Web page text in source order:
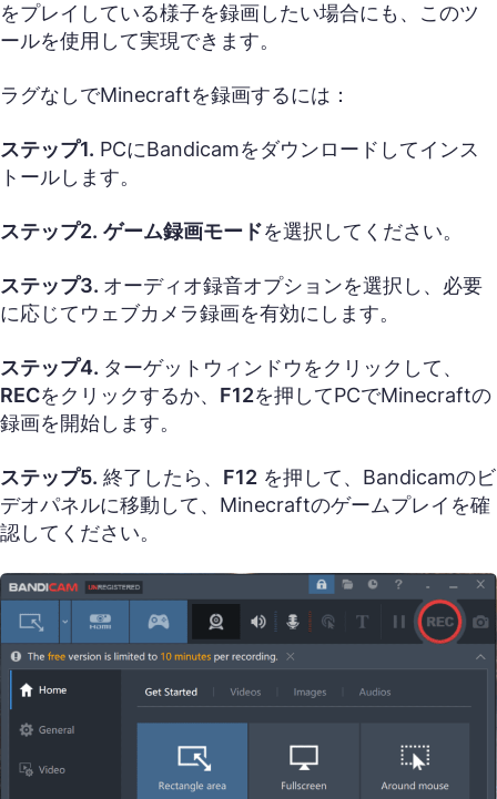
をプレイしている様子を録画したい場合にも、このツ
ールを使用して実現できます。
ラグなしでMinecraftを録画するには：
ステップ1. PCにBandicamをダウンロードしてインス
トールします。
ステップ2. ゲーム録画モードを選択してください。
ステップ3. オーディオ録音オプションを選択し、必要
に応じてウェブカメラ録画を有効にします。
ステップ4. ターゲットウィンドウをクリックして、
RECをクリックするか、 F12を押してPCでMinecraftの
録画を開始します。
ステップ5. 終了したら、 F12 を押して、Bandicamのビ
デオパネルに移動して、Minecraftのゲームプレイを確
認してください。